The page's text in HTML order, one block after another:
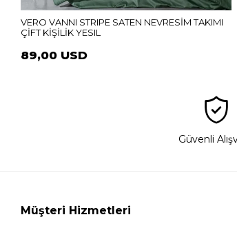
VERO VANNI STRIPE SATEN NEVRESİM TAKIMI
ÇİFT KİŞİLİK YESIL
89,00 USD
Güvenli
Müşteri Hizmetleri